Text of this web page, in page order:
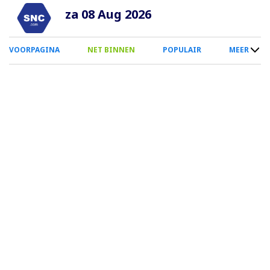
Overslaan
naar
inhoud
za 08 Aug 2026
0
Smartphone
VOORPAGINA NET BINNEN POPULAIR MEER